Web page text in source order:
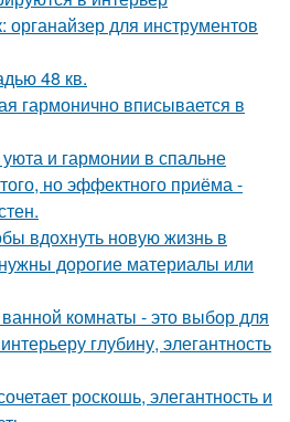
для инструментов
48 кв.
гармонично вписывается в
и гармонии в спальне
но эффектного приёма -
вдохнуть новую жизнь в
дорогие материалы или
комнаты - это выбор для
глубину, элегантность
роскошь, элегантность и